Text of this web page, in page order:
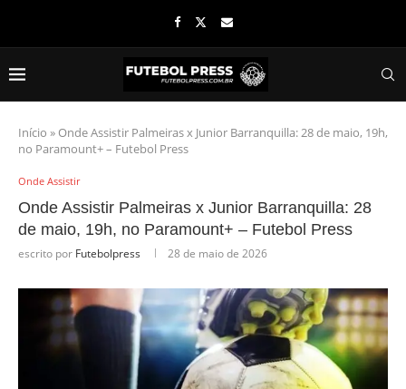
Início » Onde Assistir Palmeiras x Junior Barranquilla: 28 de maio, 19h,
no Paramount+ – Futebol Press
Onde Assistir
Onde Assistir Palmeiras x Junior Barranquilla: 28
de maio, 19h, no Paramount+ – Futebol Press
escrito por Futebolpress 28 de maio de 2026